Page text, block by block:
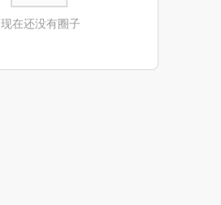
现在还没有圈子